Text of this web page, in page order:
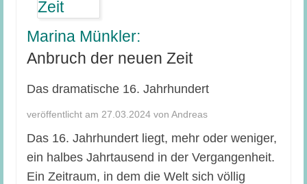
Marina Münkler:
Anbruch der neuen Zeit
Das dramatische 16. Jahrhundert
veröffentlicht am 27.03.2024 von Andreas
Das 16. Jahrhundert liegt, mehr oder weniger,
ein halbes Jahrtausend in der Vergangenheit.
Ein Zeitraum, in dem die Welt sich völlig